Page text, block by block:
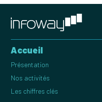
Accueil
Présentation
Nos activités
Les chiffres clés